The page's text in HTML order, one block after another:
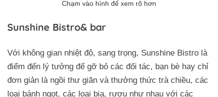
Sunshine Bistro& bar
Với không gian nhiệt độ, sang trọng, Sunshine Bistro là
điểm đến lý tưởng để gỡ bỏ các đối tác, bạn bè hay chỉ
đơn giản là ngồi thư giãn và thưởng thức trà chiều, các
loại bánh ngọt, các loại bia, rượu như nhau với các